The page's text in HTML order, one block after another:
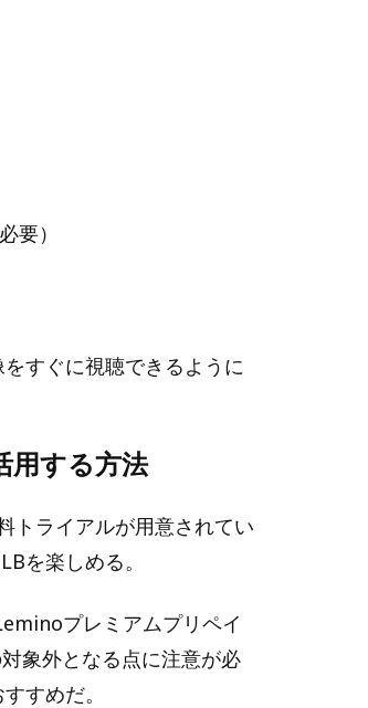
要）
すぐに視聴できるように
用する方法
トライアルが用意されてい
を楽しめる。
プレミアムプリペイ
象外となる点に注意が必
すめだ。